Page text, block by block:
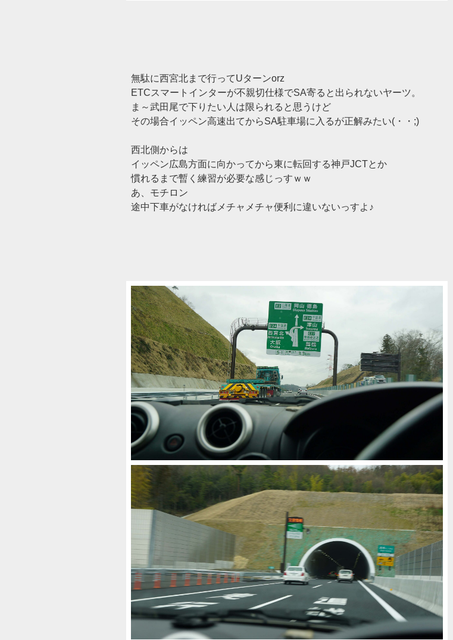
無駄に西宮北まで行ってUターンorz
ETCスマートインターが不親切仕様でSA寄ると出られないヤーツ。
ま～武田尾で下りたい人は限られると思うけど
その場合イッペン高速出てからSA駐車場に入るが正解みたい(・・;)
西北側からは
イッペン広島方面に向かってから東に転回する神戸JCTとか
慣れるまで暫く練習が必要な感じっすｗｗ
あ、モチロン
途中下車がなければメチャメチャ便利に違いないっすよ♪